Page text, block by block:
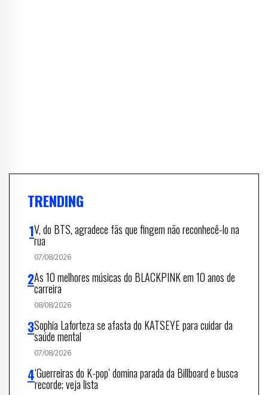
TRENDING
V, do BTS, agradece fãs que fingem não reconhecê-lo na
rua
07/08/2026
As 10 melhores músicas do BLACKPINK em 10 anos de
carreira
08/08/2026
Sophia Laforteza se afasta do KATSEYE para cuidar da
saúde mental
07/08/2026
‘Guerreiras do K-pop’ domina parada da Billboard e busca
recorde; veja lista